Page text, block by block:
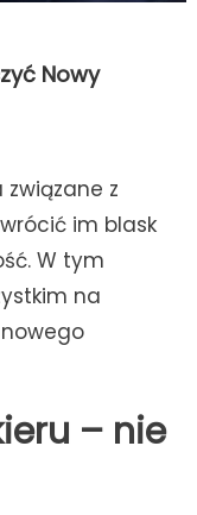
Nowy
z
im blask
W tym
na
– nie